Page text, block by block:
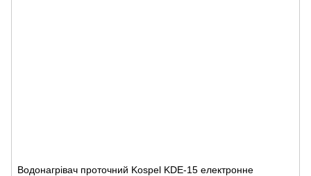
Водонагрівач проточний Kospel KDE-15 електронне